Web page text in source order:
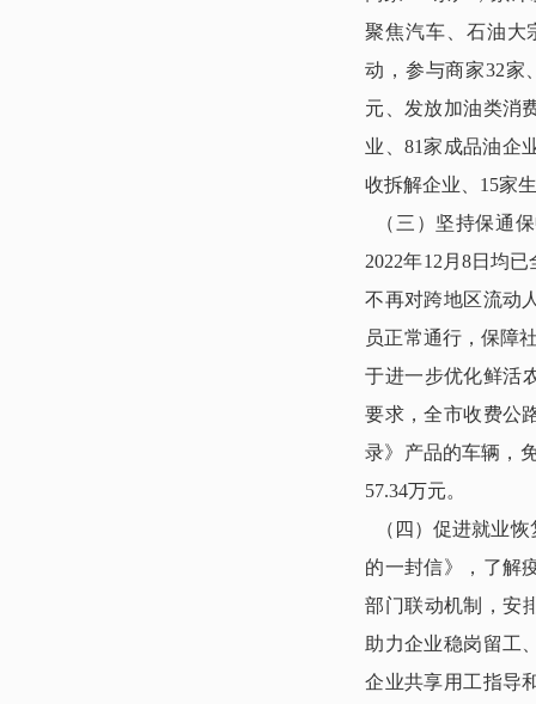
聚焦汽车、石油大
动，参与商家32家
元、发放加油类消
业、81家成品油企
收拆解企业、15家
（三）坚持保通
2022年12月8日均
不再对跨地区流动
员正常通行，保障
于进一步优化鲜活
要求，全市收费公
录》产品的车辆，
57.34万元。
（四）促进就业恢
的一封信》，了解
部门联动机制，安
助力企业稳岗留工
企业共享用工指导